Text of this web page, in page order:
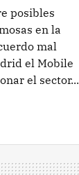
posibles
en la
mal
el Mobile
el sector...